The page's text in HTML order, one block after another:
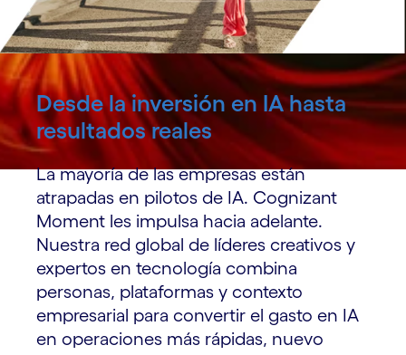
Desde la inversión en IA hasta
resultados reales
La mayoría de las empresas están
atrapadas en pilotos de IA. Cognizant
Moment les impulsa hacia adelante.
Nuestra red global de líderes creativos y
expertos en tecnología combina
personas, plataformas y contexto
empresarial para convertir el gasto en IA
en operaciones más rápidas, nuevo